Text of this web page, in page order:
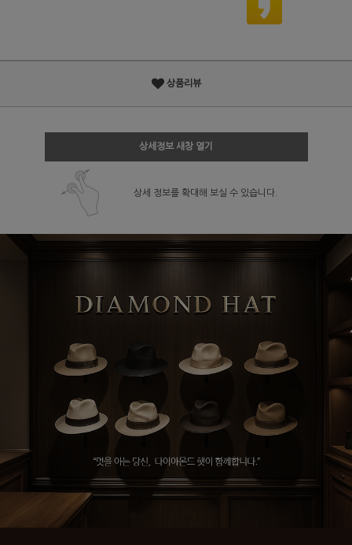
상품리뷰
상세정보 새창 열기
상세 정보를 확대해 보실 수 있습니다.